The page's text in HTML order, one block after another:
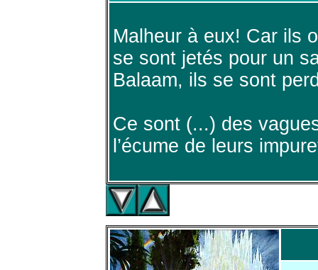
Malheur à eux! Car ils
se sont jetés pour un
Balaam, ils se sont
Ce sont (...) des
l’écume de leurs